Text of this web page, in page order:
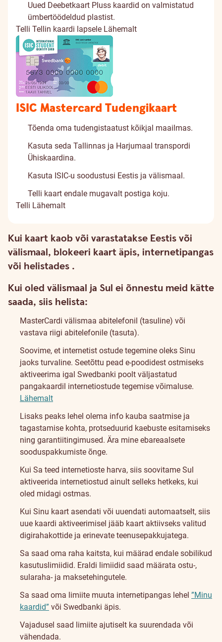
Uued Deebetkaart Pluss kaardid on valmistatud
ümbertöödeldud plastist.
Telli Tellin kaardi lapsele Lähemalt
ISIC Mastercard Tudengikaart
Tõenda oma tudengistaatust kõikjal maailmas.
Kasuta seda Tallinnas ja Harjumaal transpordi
Ühiskaardina.
Kasuta ISIC-u soodustusi Eestis ja välismaal.
Telli kaart endale mugavalt postiga koju.
Telli Lähemalt
Turvalisus
Kui kaart kaob või varastatakse Eestis või
välismaal, blokeeri kaart äpis, internetipangas
või helistades .
Kui oled välismaal ja Sul ei õnnestu meid kätte
saada, siis helista:
MasterCardi välismaa abitelefonil (tasuline) või
vastava riigi abitelefonile (tasuta).
Soovime, et internetist ostude tegemine oleks Sinu
jaoks turvaline. Seetõttu pead e-poodidest ostmiseks
aktiveerima igal Swedbanki poolt väljastatud
pangakaardil internetiostude tegemise võimaluse.
Lähemalt
Lisaks peaks lehel olema info kauba saatmise ja
tagastamise kohta, protseduurid kaebuste esitamiseks
ning garantiitingimused. Ära mine ebareaalsete
sooduspakkumiste õnge.
Kui Sa teed internetioste harva, siis soovitame Sul
aktiveerida internetiostud ainult selleks hetkeks, kui
oled midagi ostmas.
Kui Sinu kaart asendati või uuendati automaatselt, siis
uue kaardi aktiveerimisel jääb kaart aktiivseks valitud
digirahakottide ja erinevate teenusepakkujatega.
Sa saad oma raha kaitsta, kui määrad endale sobilikud
kasutuslimiidid. Eraldi limiidid saad määrata ostu-,
sularaha- ja maksetehingutele.
Sa saad oma limiite muuta internetipangas lehel ”Minu
kaardid” või Swedbanki äpis.
Vajadusel saad limiite ajutiselt ka suurendada või
vähendada.